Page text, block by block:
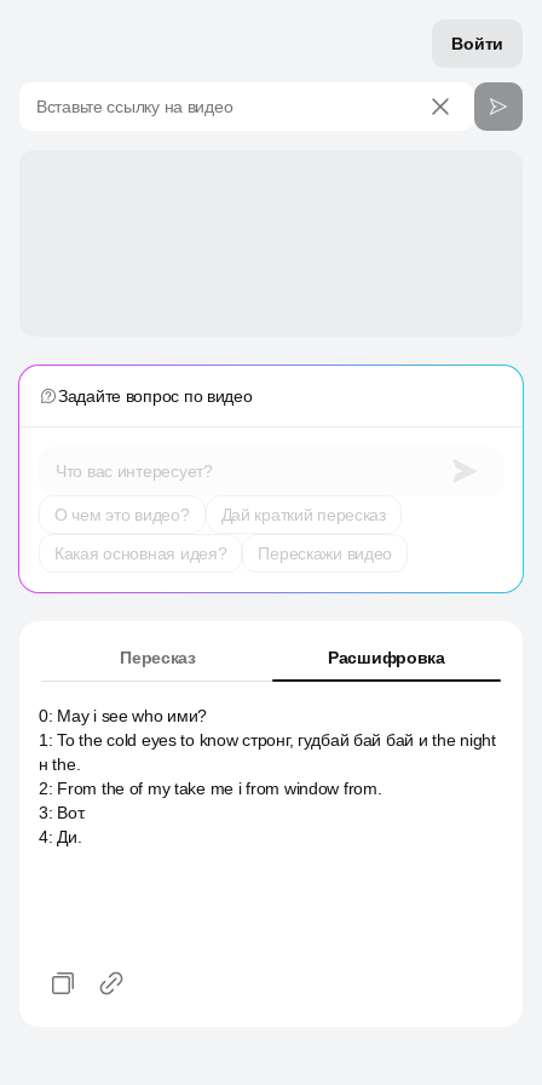
Войти
Вставьте ссылку на видео
Задайте вопрос по видео
Что вас интересует?
О чем это видео?
Дай краткий пересказ
Какая основная идея?
Перескажи видео
Пересказ Расшифровка
0: May i see who ими?
1 :To the cold eyes to know стронг, гудбай бай бай и the night
н the.
2: From the of my take me i from window from.
3: Вот.
4: Ди.